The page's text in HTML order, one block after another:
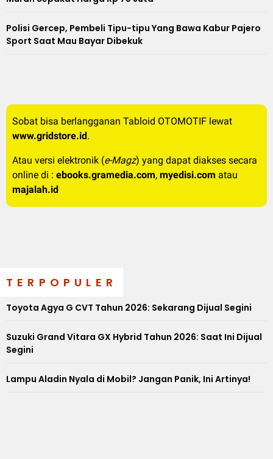
Polisi Gercep, Pembeli Tipu-tipu Yang Bawa Kabur Pajero
Sport Saat Mau Bayar Dibekuk
Sobat bisa berlangganan Tabloid OTOMOTIF lewat
www.gridstore.id.
Atau versi elektronik (e-Magz) yang dapat diakses secara
online di : ebooks.gramedia.com, myedisi.com atau
majalah.id
TERPOPULER
Toyota Agya G CVT Tahun 2026: Sekarang Dijual Segini
Suzuki Grand Vitara GX Hybrid Tahun 2026: Saat Ini Dijual
Segini
Lampu Aladin Nyala di Mobil? Jangan Panik, Ini Artinya!